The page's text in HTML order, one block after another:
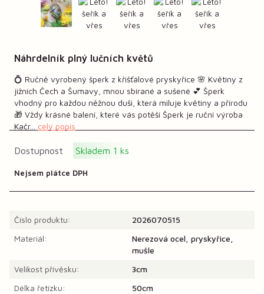
Náhrdelník plný lučních květů
💍 Ručně vyrobený šperk z křišťálové pryskyřice 🌸 Květiny z
jižních Čech a Šumavy, mnou sbírané a sušené 💕 Šperk
vhodný pro každou něžnou duši, která miluje květiny a přírodu
🎁 Vždy krásné balení, které vás potěší Šperk je ruční výroba
Kačr... celý popis
Dostupnost Skladem 1 ks
Nejsem plátce DPH
Číslo produktu:
2026070515
Materiál:
Nerezová ocel, pryskyřice,
mušle
Velikost přívěsku:
3cm
Délka řetízku:
50cm